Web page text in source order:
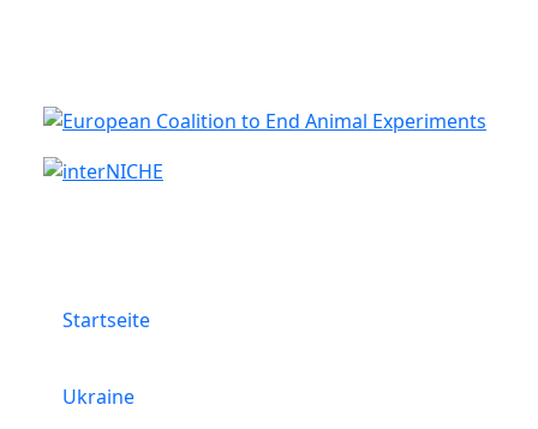
Startseite
Ukraine